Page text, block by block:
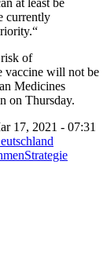
at least be
currently
risk of
vaccine will not be
Medicines
on Thursday.
17, 2021 - 07:31
Strategie